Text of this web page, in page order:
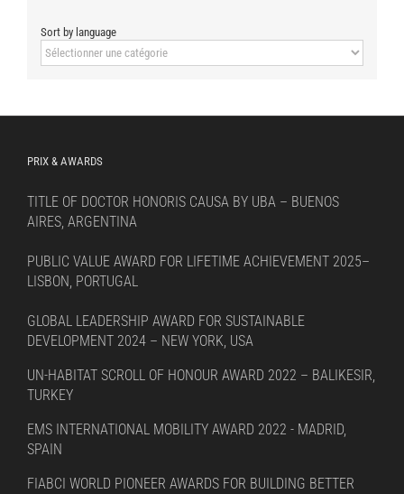
Sort by language
Sort
by
PRIX & AWARDS
TITLE OF DOCTOR HONORIS CAUSA BY UBA – BUENOS
AIRES, ARGENTINA
PUBLIC VALUE AWARD FOR LIFETIME ACHIEVEMENT 2025–
LISBON, PORTUGAL
GLOBAL LEADERSHIP AWARD FOR SUSTAINABLE
DEVELOPMENT 2024 – NEW YORK, USA
UN-HABITAT SCROLL OF HONOUR AWARD 2022 – BALIKESIR,
TURKEY
EMS INTERNATIONAL MOBILITY AWARD 2022 - MADRID,
SPAIN
FIABCI WORLD PIONEER AWARDS FOR BUILDING BETTER